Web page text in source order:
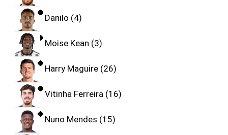
Danilo 4
Moise Kean 3
Harry Maguire 26
Vitinha Ferreira 16
Nuno Mendes 15